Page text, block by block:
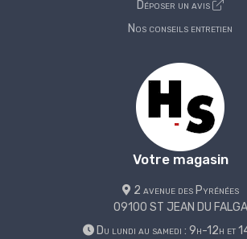
Déposer un avis
Nos conseils entretien
Votre magasin
2 avenue des Pyrénées
09100 ST JEAN DU FALGA
Du lundi au samedi : 9h-12h et